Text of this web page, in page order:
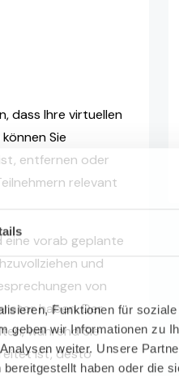
Funktionen für
geben wir Informationen zu
weiter. Unsere
haben oder die
dass Ihre virtuellen
Sie
entfernen oder
relevant
eine vorab geplante
und
von
haben. Der
während Sie
ist, desto